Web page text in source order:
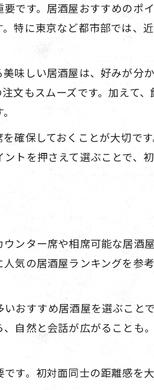
です。居酒屋おすすめのポ
特に東京など都市部では、
味しい居酒屋は、好みが分
文もスムーズです。加えて
確保しておくことが大切で
トを押さえて選ぶことで、
ンター席や相席可能な居酒
気の居酒屋ランキングを参
おすすめ居酒屋を選ぶこと
自然と会話が広がることも
す。初対面同士の距離感を